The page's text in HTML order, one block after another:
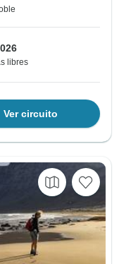
libres
Ver circuito